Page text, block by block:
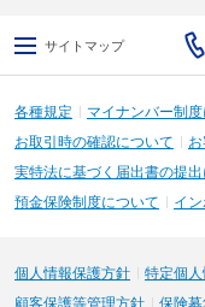
サイトマップ
各種規定 マイナンバー制
お取引時の確認について
実特法に基づく届出書の提
預金保険制度について
イ
個人情報保護方針 特定個